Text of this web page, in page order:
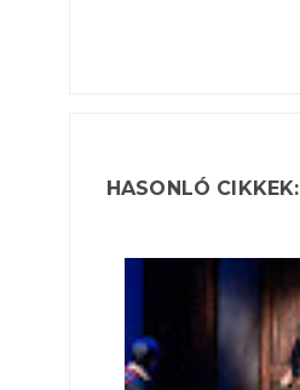
HASONLÓ CIKKEK: